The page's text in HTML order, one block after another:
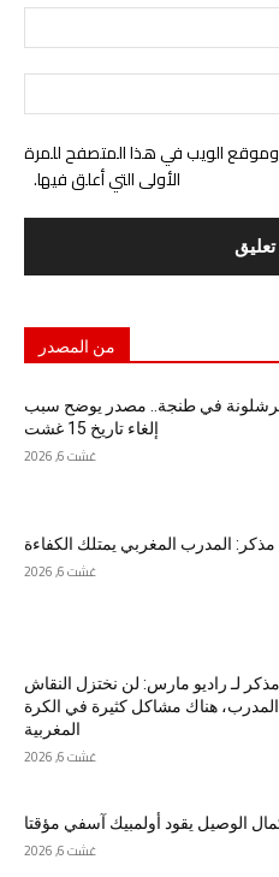
وموقع الويب في هذا المتصفح للمرة
الأولى التي أعلق فيها.
من المصدر
في طنجة.. مصدر يوضح سبب
إلغاء تاريخ 15 غشت
غشت 6, 2026
مذكر: المدرب المغربي يمتلك الكفاءة
غشت 6, 2026
لـ راديو مارس: لن نختزل النقاش
هناك مشاكل كثيرة في الكرة
المغربية
غشت 6, 2026
الوصيل يقود أولمبيك آسفي مؤقتا
غشت 6, 2026